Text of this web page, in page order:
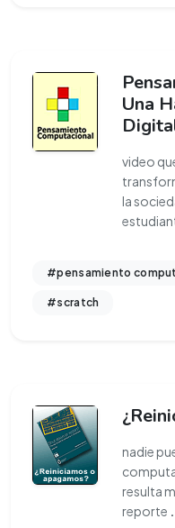
Una
video
la
#pensamiento
#scratch
nadie
resulta
reporte